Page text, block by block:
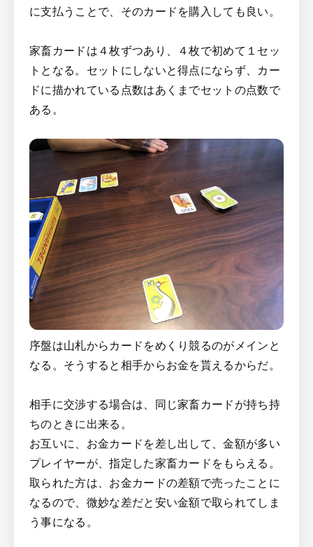
に支払うことで、そのカードを購入しても良い。
家畜カードは４枚ずつあり、４枚で初めて１セッ
トとなる。セットにしないと得点にならず、カー
ドに描かれている点数はあくまでセットの点数で
ある。
序盤は山札からカードをめくり競るのがメインと
なる。そうすると相手からお金を貰えるからだ。
相手に交渉する場合は、同じ家畜カードが持ち持
ちのときに出来る。
お互いに、お金カードを差し出して、金額が多い
プレイヤーが、指定した家畜カードをもらえる。
取られた方は、お金カードの差額で売ったことに
なるので、微妙な差だと安い金額で取られてしま
う事になる。